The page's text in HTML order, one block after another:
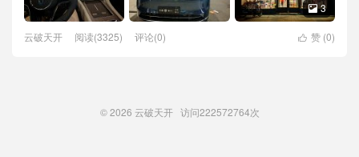
 3
 赞 (0)
云破天开 阅读(3325) 评论(0)
© 2026 云破天开访问222572764次